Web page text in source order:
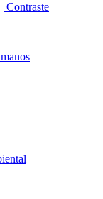
Contraste